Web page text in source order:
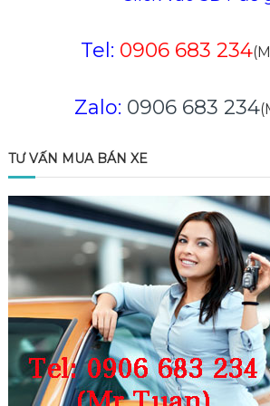
Tel: 0906 683 234
Zalo: 0906 683 234
TƯ VẤN MUA BÁN XE